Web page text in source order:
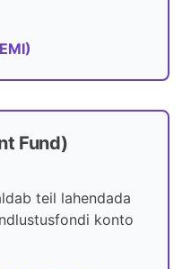
Fund)
teil lahendada
konto